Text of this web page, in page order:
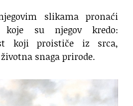
slikama pronaći
koje su njegov kredo:
koji proističe iz srca,
snaga prirode.